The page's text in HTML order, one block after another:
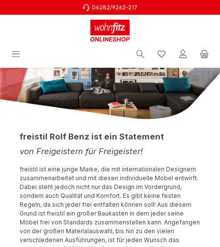
06282/9262-217
freistil Rolf Benz ist ein Statement
von Freigeistern für Freigeister!
freistil ist eine junge Marke, die mit internationalen Designern
zusammenarbeitet und mit diesen individuelle Möbel entwirft.
Dabei steht jedoch nicht nur das Design im Vordergrund,
sondern auch Qualität und Komfort. Es gibt keine festen
Regeln, da sich jeder frei entfalten können soll! Aus diesem
Grund ist freistil ein großer Baukasten in dem jeder seine
Möbel frei von Standards zusammenstellen kann. Angefangen
von der großen Materialauswahl, bis hin zu den vielen
verschiedenen Ausführungen, ist für jeden Wunsch das